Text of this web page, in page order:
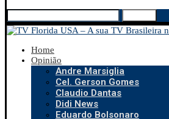
Home
Opinião
Andre Marsiglia
Cel. Gerson Gomes
Claudio Dantas
Didi News
Eduardo Bolsonaro